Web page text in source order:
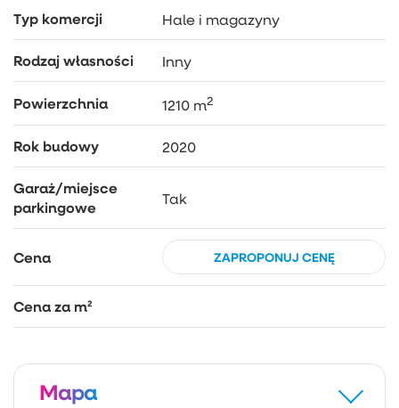
Typ komercji Hale i magazyny
Rodzaj własności Inny
Powierzchnia 1210 m2
Rok budowy 2020
Garaż/miejsce
parkingowe
Tak
Cena ZAPROPONUJ CENĘ
Cena za m²
Mapa